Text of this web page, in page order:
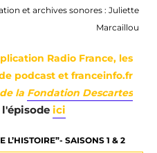
et archives sonores : Juliette
Marcaillou
Radio France, les
podcast et franceinfo.fr
la Fondation Descartes
ici
L’HISTOIRE”- SAISONS 1 & 2